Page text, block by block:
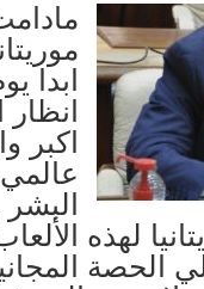
ابدا
اكبر
عالمي
لهذه
علي الحصة